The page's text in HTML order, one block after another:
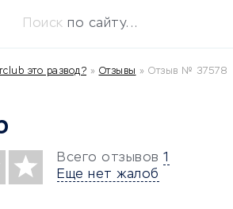
Поиск по сайту...
это развод? » Отзывы » Отзыв № 37578
Всего отзывов 1
Еще нет жалоб